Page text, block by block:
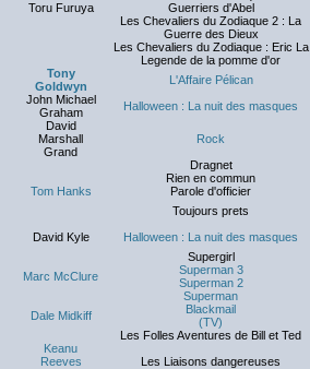
Toru Furuya
Guerriers d'Abel
Les Chevaliers du Zodiaque 2 : La
Guerre des Dieux
Les Chevaliers du Zodiaque : Eric La
Legende de la pomme d'or
Tony
Goldwyn
L'Affaire Pélican
John Michael
Graham
Halloween : La nuit des masques
David
Marshall
Grand
Rock
Tom Hanks
Dragnet
Rien en commun
Parole d'officier
Toujours prets
David Kyle
Halloween : La nuit des masques
Marc McClure
Supergirl
Superman 3
Superman 2
Superman
Dale Midkiff
Blackmail
(TV)
Keanu
Reeves
Les Folles Aventures de Bill et Ted
Les Liaisons dangereuses